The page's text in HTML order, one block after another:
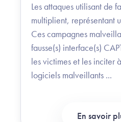
Les attaques utilisant de
multiplient, représentant
Ces campagnes
fausse(s) interface(s)
les victimes et les inciter
logiciels malveillants ...
En savoir